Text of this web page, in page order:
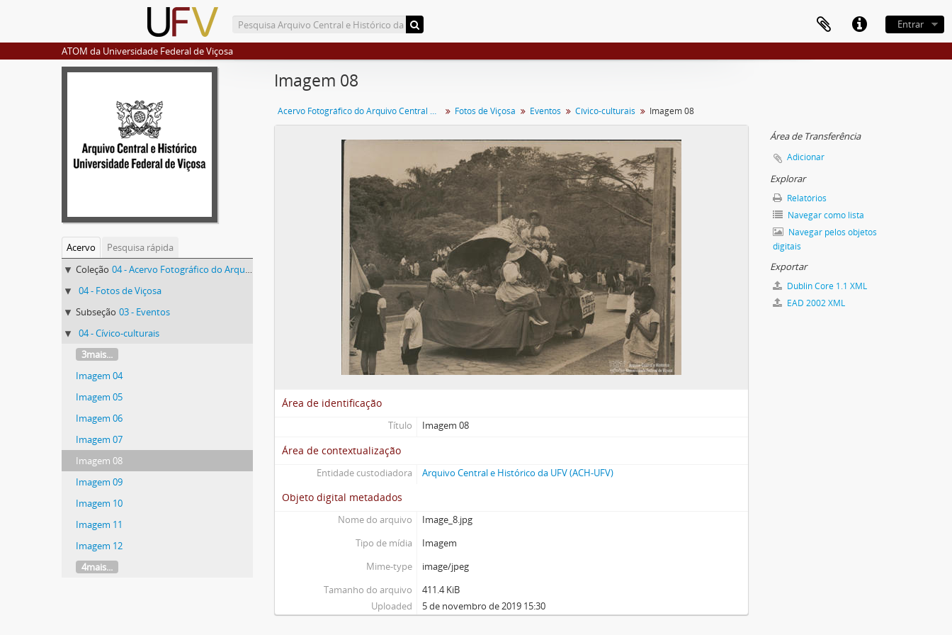
Entrar
ATOM da Universidade Federal de Viçosa
Acervo
Pesquisa rápida
Coleção 04 - Acervo Fotográfico do Arquivo Central Histórico da UFV
04 - Fotos de Viçosa
Subseção 03 - Eventos
04 - Cívico-culturais
3mais...
Imagem 04
Imagem 05
Imagem 06
Imagem 07
Imagem 08
Imagem 09
Imagem 10
Imagem 11
Imagem 12
4mais...
Imagem 08
Acervo Fotográfico do Arquivo Central Histórico da UFV Fotos de Viçosa Eventos Cívico-culturais Imagem 08
Área de identificação
Título Imagem 08
Área de contextualização
Entidade custodiadora Arquivo Central e Histórico da UFV (ACH-UFV)
Objeto digital metadados
Nome do arquivo
Image_8.jpg
Tipo de mídia
Imagem
Mime-type
image/jpeg
Tamanho do arquivo
411.4 KiB
Uploaded
5 de novembro de 2019 15:30
Área de Transferência
Adicionar
Explorar
Relatórios
Navegar como lista
Navegar pelos objetos
digitais
Exportar
Dublin Core 1.1 XML
EAD 2002 XML